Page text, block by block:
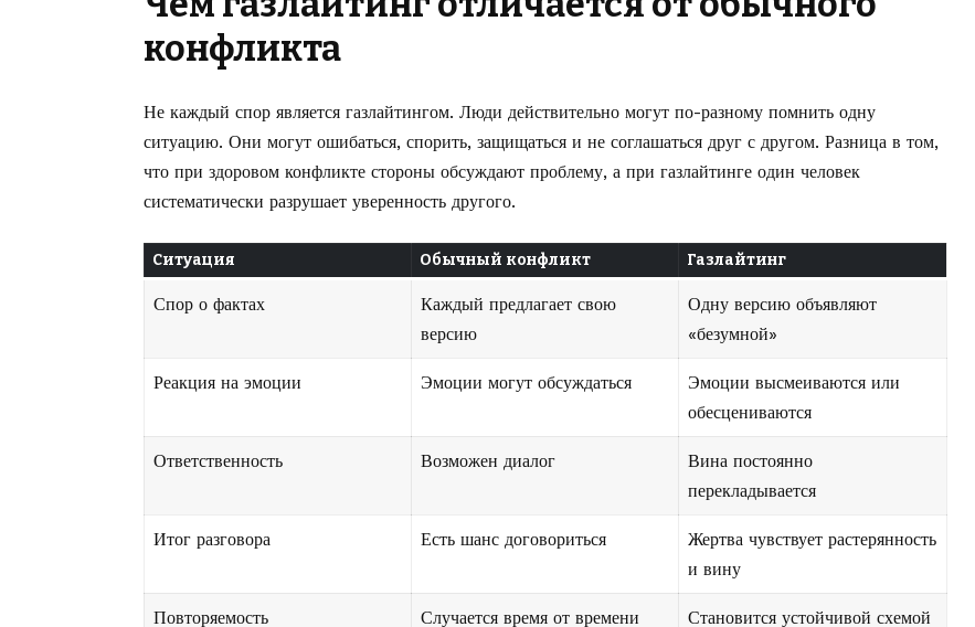
конфликта
Не каждый спор является газлайтингом. Люди действительно могут по-разному помнить одну
ситуацию. Они могут ошибаться, спорить, защищаться и не соглашаться друг с другом. Разница в том,
что при здоровом конфликте стороны обсуждают проблему, а при газлайтинге один человек
систематически разрушает уверенность другого.
Ситуация Обычный конфликт Газлайтинг
Спор о фактах
Каждый предлагает свою
версию
Одну версию объявляют
«безумной»
Реакция на эмоции Эмоции могут обсуждаться
Эмоции высмеиваются или
обесцениваются
Ответственность Возможен диалог
Вина постоянно
перекладывается
Итог разговора Есть шанс договориться
Жертва чувствует растерянность
и вину
Повторяемость Случается время от времени Становится устойчивой схемой